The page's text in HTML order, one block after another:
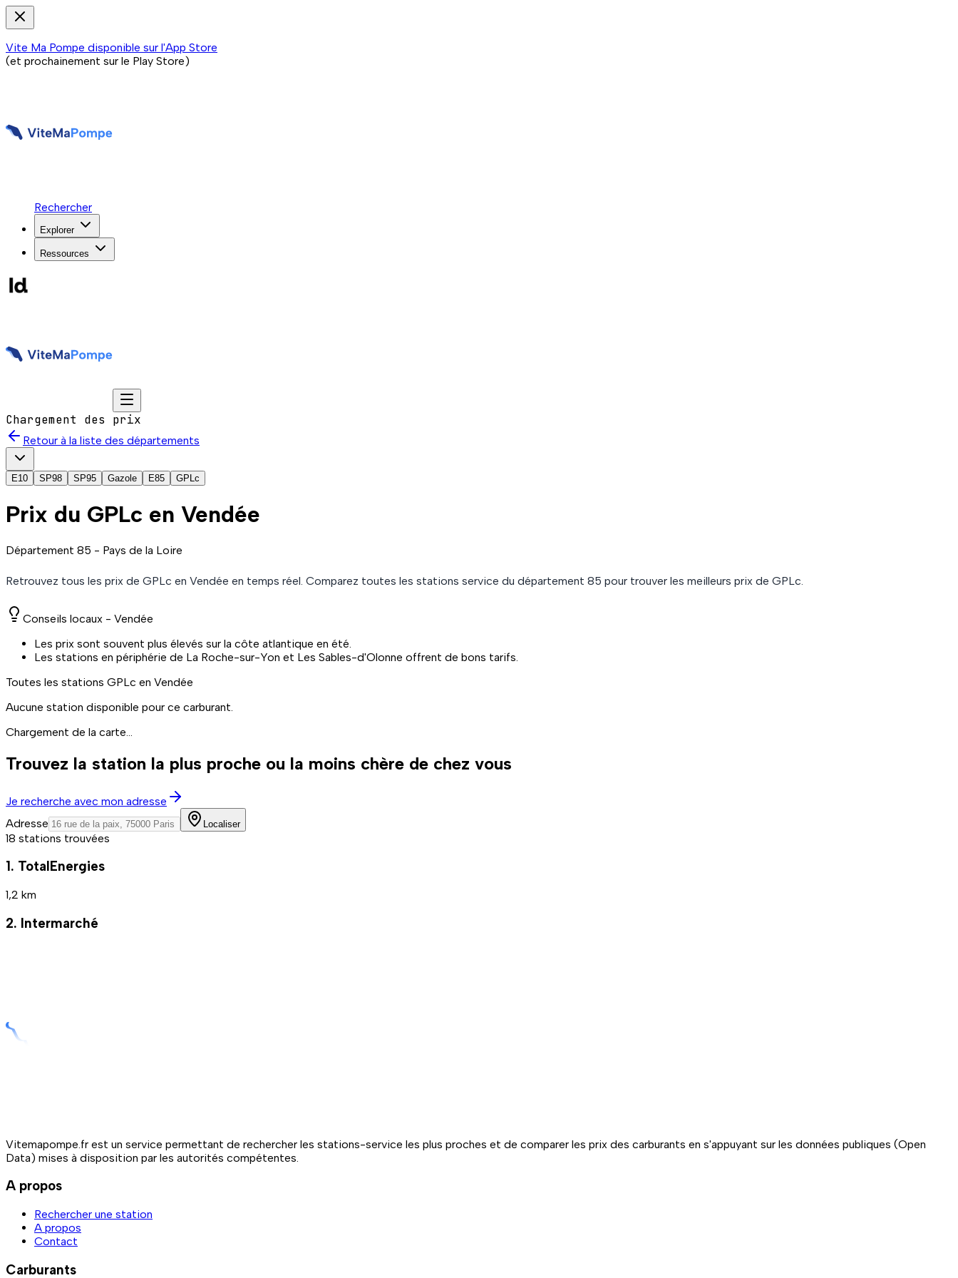
Vite Ma Pompe disponible sur l'App Store
(et prochainement sur le Play Store)
Rechercher
Explorer
Ressources
Chargement des prix
Retour à la liste des départements
E10 SP98 SP95 Gazole E85 GPLc
Prix du GPLc en Vendée
Département 85 - Pays de la Loire
Retrouvez tous les prix de GPLc en Vendée en temps réel. Comparez toutes les stations service du département 85 pour trouver les meilleurs prix de GPLc.
Conseils locaux - Vendée
Les prix sont souvent plus élevés sur la côte atlantique en été.
Les stations en périphérie de La Roche-sur-Yon et Les Sables-d'Olonne offrent de bons tarifs.
Toutes les stations GPLc en Vendée
Aucune station disponible pour ce carburant.
Chargement de la carte...
Trouvez la station la plus proche ou la moins chère de chez vous
Je recherche avec mon adresse
Adresse
Localiser
18 stations trouvées
1. TotalEnergies
1,2 km
2. Intermarché
Vitemapompe.fr est un service permettant de rechercher les stations-service les plus proches et de comparer les prix des carburants en s'appuyant sur les données publiques (Open
Data) mises à disposition par les autorités compétentes.
A propos
Rechercher une station
A propos
Contact
Carburants